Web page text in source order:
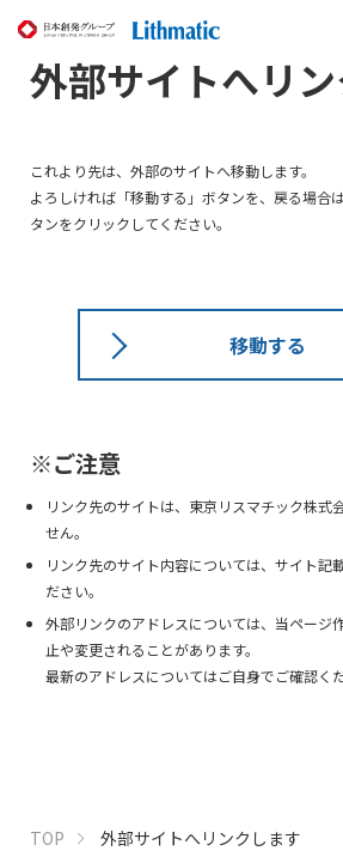
外部サイトへリ
これより先は、外部のサイトへ移動します。
よろしければ「移動する」ボタンを、戻る場合
タンをクリックしてください。
移動する
※ご注意
リンク先のサイトは、東京リスマチック株式
せん。
リンク先のサイト内容については、サイト記
ださい。
外部リンクのアドレスについては、当ページ
止や変更されることがあります。
最新のアドレスについてはご自身でご確認くだ
TOP 外部サイトへリンクします